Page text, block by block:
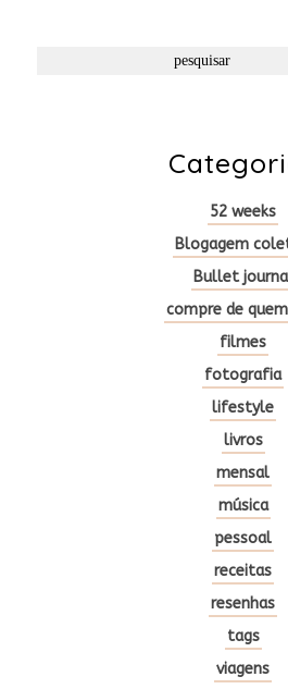
52 weeks
Blogagem
Bullet
compre de
filmes
fotografia
lifestyle
livros
mensal
música
pessoal
receitas
resenhas
tags
viagens